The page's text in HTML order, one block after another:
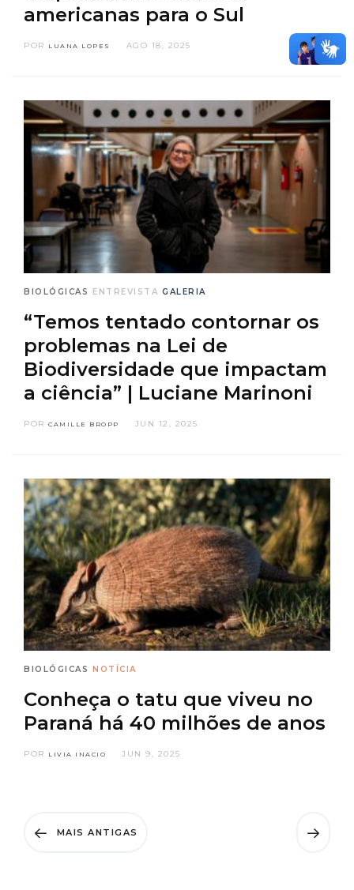
americanas para o Sul
POR LUANA LOPES AGO 18, 2025
BIOLÓGICAS ENTREVISTA GALERIA
“Temos tentado contornar os
problemas na Lei de
Biodiversidade que impactam
a ciência” | Luciane Marinoni
POR CAMILLE BROPP JUN 12, 2025
BIOLÓGICAS NOTÍCIA
Conheça o tatu que viveu no
Paraná há 40 milhões de anos
POR LIVIA INACIO JUN 9, 2025
MAIS ANTIGAS